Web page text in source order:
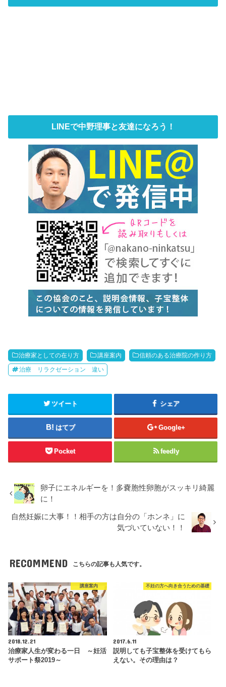
LINEで中野理事と友達になろう！
治療家としての在り方 講座案内 信頼のある治療院の作り方
治療 リラクゼーション 違い
ツイート シェア
はてブ Google+
Pocket feedly
卵子にエネルギーを！多嚢胞性卵胞がスッキリ綺麗
に！
自然妊娠に大事！！相手の方は自分の「ホンネ」に
気づいていない！！
RECOMMEND こちらの記事も人気です。
講座案内
2018.12.21
治療家人生が変わる一日 ～妊活
サポート祭2019～
不妊の方へ向き合うための基礎
2017.6.11
説明しても子宝整体を受けてもら
えない。その理由は？